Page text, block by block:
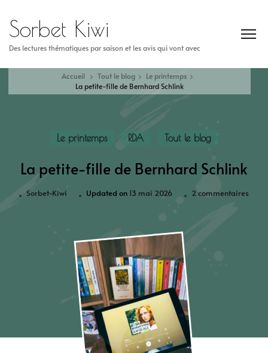
Sorbet Kiwi
Des lectures thématiques par saison et les avis qui vont avec
Accueil Tout le blog
Le printemps
La petite-fille de Bernhard Schlink
Le printemps RDA Tout le blog
La petite-fille de Bernhard Schlink
Sorbet-Kiwi Updated on 13 mai 2026 2 commentaires